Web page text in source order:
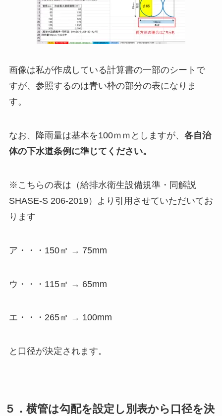
画像は私が作成している計算書の一部のシートで
すが、参照するのは青い枠の部分の表になりま
す。
なお、降雨量は基本を100ｍｍとしますが、 各自治
体の下水道条例に準じてください。
※こちらの表は（給排水衛生設備規準・同解説
SHASE-S 206-2019）より引用させていただいてお
ります
ア・・・150㎡ → 75mm
ウ・・・115㎡ → 65mm
エ・・・265㎡ → 100mm
と口径が決定されます。
５．横管は勾配を設定し別表から口径を決